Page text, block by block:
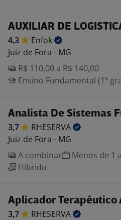
AUXILIAR DE
4,3
Enfok
Juiz de Fora - MG
R$ 110,00 a R$ 140,00
Ensino Fundamental (1º
Analista De Sistemas
3,7
RHESERVA
Juiz de Fora - MG
A combinar
Menos de 1
Híbrido
Aplicador Terapêutico
3,7
RHESERVA